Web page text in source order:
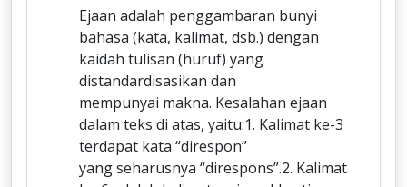
Ejaan adalah penggambaran bunyi
bahasa (kata, kalimat, dsb.) dengan
kaidah tulisan (huruf) yang
distandardisasikan dan
mempunyai makna. Kesalahan ejaan
dalam teks di atas, yaitu:1. Kalimat ke-3
terdapat kata “direspon”
yang seharusnya “direspons”.2. Kalimat